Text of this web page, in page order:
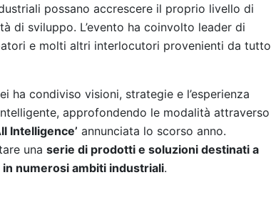
possano accrescere il proprio livello di
di sviluppo. L’evento ha coinvolto leader di
e molti altri interlocutori provenienti da tutto
ha condiviso visioni, strategie e l’esperienza
approfondendo le modalità attraverso
Intelligence’ annunciata lo scorso anno.
una serie di prodotti e soluzioni destinati a
in numerosi ambiti industriali.